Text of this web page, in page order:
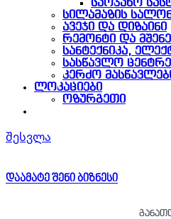
საოჯახო
სილამაზის
ავეჯი და დიზაინი
რემონტი და
სანტექნიკა,
სასწავლო
კერძო
ლოკაციები
ოზურგეთი
შესვლა
დაამატე შენი ბიზნესი